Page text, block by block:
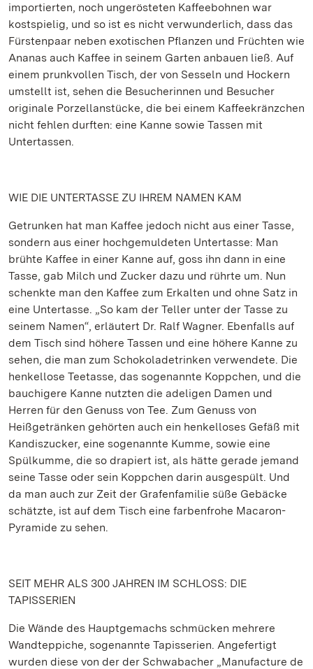
importierten, noch ungerösteten Kaffeebohnen war
kostspielig, und so ist es nicht verwunderlich, dass das
Fürstenpaar neben exotischen Pflanzen und Früchten wie
Ananas auch Kaffee in seinem Garten anbauen ließ. Auf
einem prunkvollen Tisch, der von Sesseln und Hockern
umstellt ist, sehen die Besucherinnen und Besucher
originale Porzellanstücke, die bei einem Kaffeekränzchen
nicht fehlen durften: eine Kanne sowie Tassen mit
Untertassen.
WIE DIE UNTERTASSE ZU IHREM NAMEN KAM
Getrunken hat man Kaffee jedoch nicht aus einer Tasse,
sondern aus einer hochgemuldeten Untertasse: Man
brühte Kaffee in einer Kanne auf, goss ihn dann in eine
Tasse, gab Milch und Zucker dazu und rührte um. Nun
schenkte man den Kaffee zum Erkalten und ohne Satz in
eine Untertasse. „So kam der Teller unter der Tasse zu
seinem Namen“, erläutert Dr. Ralf Wagner. Ebenfalls auf
dem Tisch sind höhere Tassen und eine höhere Kanne zu
sehen, die man zum Schokoladetrinken verwendete. Die
henkellose Teetasse, das sogenannte Koppchen, und die
bauchigere Kanne nutzten die adeligen Damen und
Herren für den Genuss von Tee. Zum Genuss von
Heißgetränken gehörten auch ein henkelloses Gefäß mit
Kandiszucker, eine sogenannte Kumme, sowie eine
Spülkumme, die so drapiert ist, als hätte gerade jemand
seine Tasse oder sein Koppchen darin ausgespült. Und
da man auch zur Zeit der Grafenfamilie süße Gebäcke
schätzte, ist auf dem Tisch eine farbenfrohe Macaron-
Pyramide zu sehen.
SEIT MEHR ALS 300 JAHREN IM SCHLOSS: DIE
TAPISSERIEN
Die Wände des Hauptgemachs schmücken mehrere
Wandteppiche, sogenannte Tapisserien. Angefertigt
wurden diese von der der Schwabacher „Manufacture de